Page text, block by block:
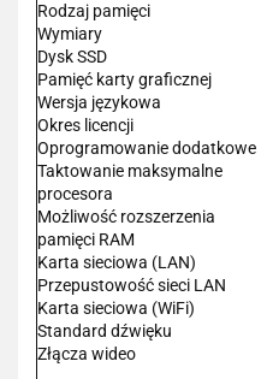
Rodzaj pamięci
Wymiary
Dysk SSD
Pamięć karty graficznej
Wersja językowa
Okres licencji
Oprogramowanie dodatkowe
Taktowanie maksymalne
procesora
Możliwość rozszerzenia
pamięci RAM
Karta sieciowa (LAN)
Przepustowość sieci LAN
Karta sieciowa (WiFi)
Standard dźwięku
Złącza wideo